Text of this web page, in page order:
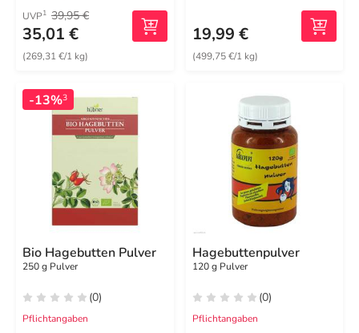
UVP1 39,95 €
35,01 €
(269,31 €/1 kg)
19,99 €
(499,75 €/1 kg)
-13%3
Bio Hagebutten Pulver
250 g Pulver
(0)
Pflichtangaben
Hagebuttenpulver
120 g Pulver
(0)
Pflichtangaben